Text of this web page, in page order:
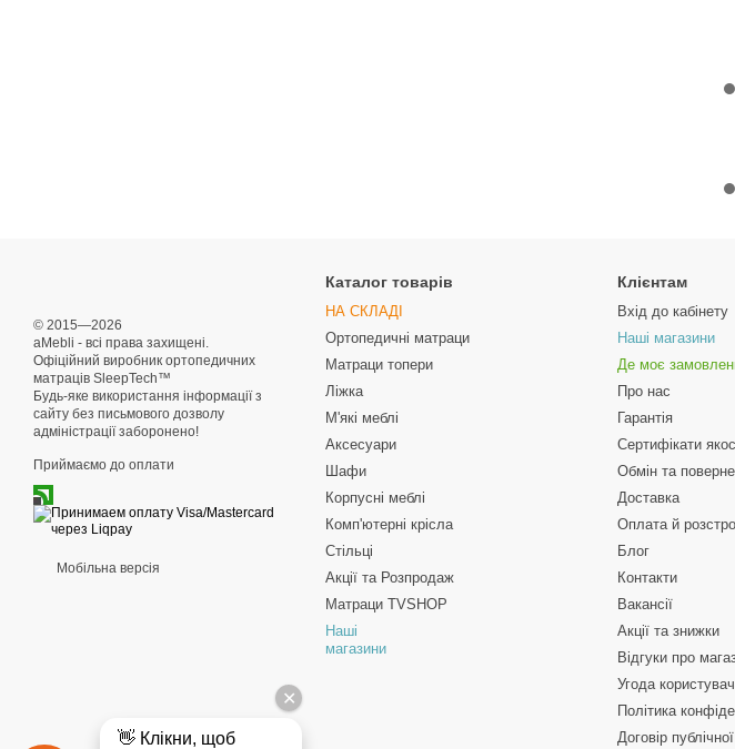
© 2015—2026
aMebli - всі права захищені.
Офіційний виробник ортопедичних
матраців SleepTech™
Будь-яке використання інформації з
сайту без письмового дозволу
адміністрації заборонено!
Приймаємо до оплати
Мобільна версія
Каталог товарів
НА СКЛАДІ
Ортопедичні матраци
Матраци топери
Ліжка
М'які меблі
Аксесуари
Шафи
Корпусні меблі
Комп'ютерні крісла
Стільці
Акції та Розпродаж
Матраци TVSHOP
Наші
магазини
Клієнтам
Вхід до кабінету
Наші магазини
Де моє
Про нас
Гарантія
Сертифікати
Обмін та
Доставка
Оплата й
Блог
Контакти
Вакансії
Акції та знижки
Відгуки про
Угода
Політика
Договір